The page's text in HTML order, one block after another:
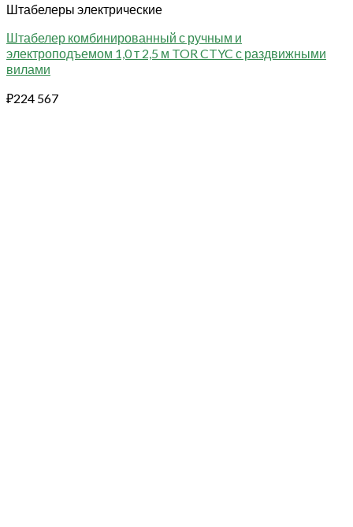
Штабелеры электрические
Штабелер комбинированный с ручным и
электроподъемом 1,0 т 2,5 м TOR CTYC с раздвижными
вилами
₽224 567